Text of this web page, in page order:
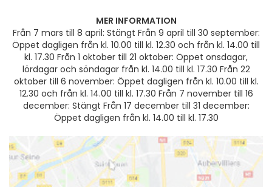
MER INFORMATION
Från 7 mars till 8 april: Stängt Från 9 april till 30 september:
Öppet dagligen från kl. 10.00 till kl. 12.30 och från kl. 14.00 till
kl. 17.30 Från 1 oktober till 21 oktober: Öppet onsdagar,
lördagar och söndagar från kl. 14.00 till kl. 17.30 Från 22
oktober till 6 november: Öppet dagligen från kl. 10.00 till kl.
12.30 och från kl. 14.00 till kl. 17.30 Från 7 november till 16
december: Stängt Från 17 december till 31 december:
Öppet dagligen från kl. 14.00 till kl. 17.30